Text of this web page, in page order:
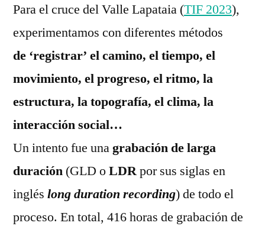
Para el cruce del Valle Lapataia (TIF 2023),
experimentamos con diferentes métodos
de ‘registrar’ el camino, el tiempo, el
movimiento, el progreso, el ritmo, la
estructura, la topografía, el clima, la
interacción social…
Un intento fue unagrabación de larga
duración (GLD oLDRpor sus siglas en
inglés long duration recording) de todo el
proceso. En total, 416 horas de grabación de